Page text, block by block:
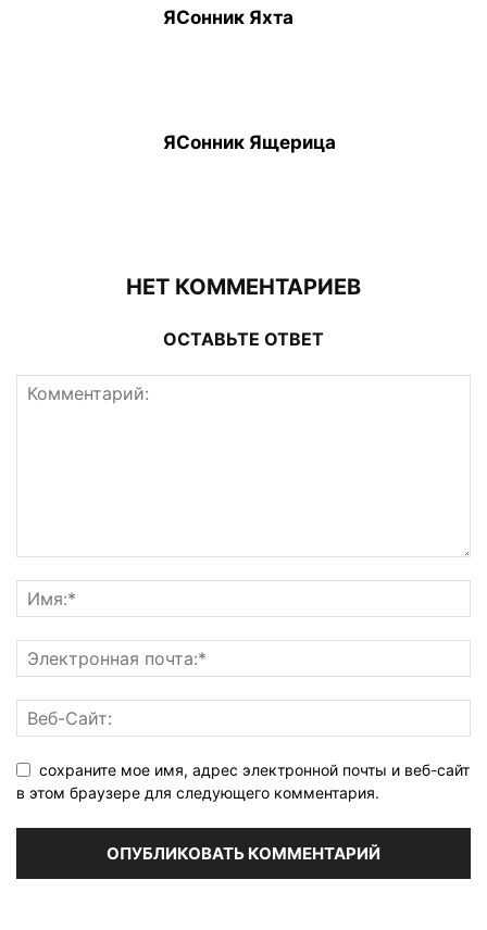
ЯСонник Яхта
ЯСонник Ящерица
НЕТ КОММЕНТАРИЕВ
ОСТАВЬТЕ ОТВЕТ
сохраните мое имя, адрес электронной почты и веб-сайт
в этом браузере для следующего комментария.